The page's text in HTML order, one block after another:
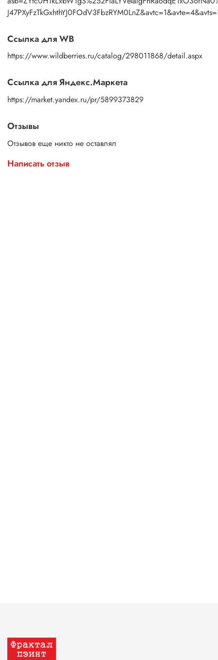
Ссылка для WB
https://www.wildberries.ru/catalog/298011868/detail.aspx
Ссылка для Яндекс.Маркета
https://market.yandex.ru/pr/5899373829
Отзывы
Отзывов еще никто не оставлял
Написать отзыв